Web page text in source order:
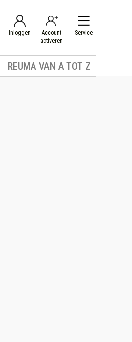
Inloggen
Account
activeren
Service
REUMA VAN A TOT Z